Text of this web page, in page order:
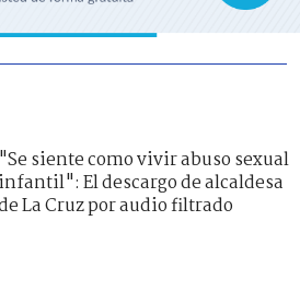
"Se siente como vivir abuso sexual
infantil": El descargo de alcaldesa
La Cruz por audio filtrado